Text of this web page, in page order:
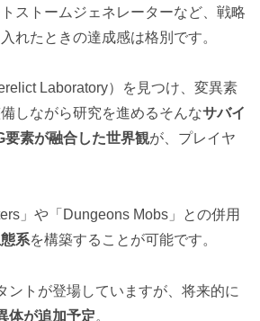
ストームジェネレーターなど、戦略
れたときの達成感は格別です。
Laboratory）を見つけ、変異素
しながら研究を進めるそんなサバイ
素が融合した世界観が、プレイヤ
」や「Dungeons Mobs」との併用
系を構築することが可能です。
ントが登場していますが、将来的に
体が追加予定。